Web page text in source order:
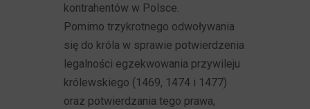
kontrahentów w Polsce.
Pomimo trzykrotnego odwoływania
się do króla w sprawie potwierdzenia
legalności egzekwowania przywileju
królewskiego (1469, 1474 i 1477)
oraz potwierdzania tego prawa,